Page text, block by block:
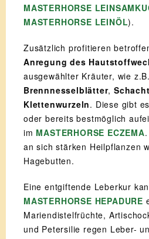
MASTERHORSE
MASTERHORSE LEINÖL).
Zusätzlich profitieren
Anregung des
ausgewählter Kräuter, wie z.B.
Brennnesselblätter,
Klettenwurzeln. Diese gibt
oder bereits bestmöglich
im MASTERHORSE ECZEMA
an sich stärken Heilpflanzen
Hagebutten.
Eine entgiftende Leberkur
MASTERHORSE HEPADURE
Mariendistelfrüchte,
und Petersilie regen Leber-